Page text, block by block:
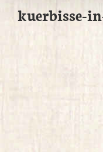
kuerbisse-